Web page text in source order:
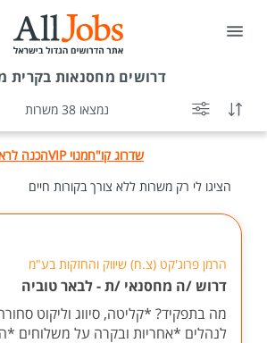
דרושים מחסנאות בקרית
נמצאו 38 משרות
שדרוג קו"חמנוי VIP
הכנה
הציגו לי רק משרות ללא צורך בקורות חיים
הרמן פרוג'קט (צ.ח) שיווק והחזקות בע"מ
דרוש /ה מחסנאי /ת - לבאר טוביה
מה בתפקיד? *קליטה, סיווג וליקוט
לנהלים *אחריות ובקרה על משלוחים